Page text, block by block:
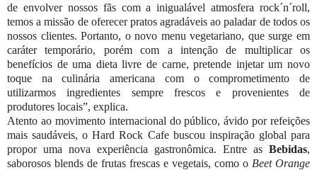
de envolver nossos fãs com a inigualável atmosfera rock´n´roll,
temos a missão de oferecer pratos agradáveis ao paladar de todos os
nossos clientes. Portanto, o novo menu vegetariano, que surge em
caráter temporário, porém com a intenção de multiplicar os
benefícios de uma dieta livre de carne, pretende injetar um novo
toque na culinária americana com o comprometimento de
utilizarmos ingredientes sempre frescos e provenientes de
produtores locais”, explica.
Atento ao movimento internacional do público, ávido por refeições
mais saudáveis, o Hard Rock Cafe buscou inspiração global para
propor uma nova experiência gastronômica. Entre as Bebidas,
saborosos blends de frutas frescas e vegetais, como o Beet Orange